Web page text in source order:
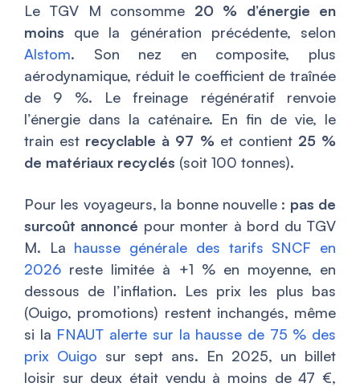
Le TGV M consomme 20 % d’énergie en
moins que la génération précédente, selon
Alstom. Son nez en composite, plus
aérodynamique, réduit le coefficient de traînée
de 9 %. Le freinage régénératif renvoie
l’énergie dans la caténaire. En fin de vie, le
train est recyclable à 97 %et contient 25 %
de matériaux recyclés (soit 100 tonnes).
Pour les voyageurs, la bonne nouvelle : pas de
surcoût annoncé pour monter à bord du TGV
M. La hausse générale des tarifs SNCF en
2026 reste limitée à +1 % en moyenne, en
dessous de l’inflation. Les prix les plus bas
(Ouigo, promotions) restent inchangés, même
si la FNAUT alerte sur la hausse de 75 % des
prix Ouigo sur sept ans. En 2025, un billet
loisir sur deux était vendu à moins de 47 €,